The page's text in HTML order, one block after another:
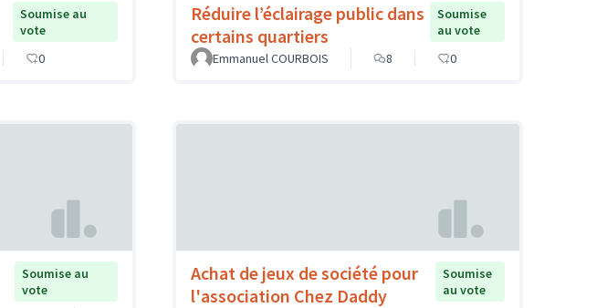
Soumise au
vote
0
Réduire l’éclairage public dans
certains quartiers
Soumise
au vote
Emmanuel COURBOIS
8 0
Soumise au
vote
Achat de jeux de société pour
l'association Chez Daddy
Soumise
au vote